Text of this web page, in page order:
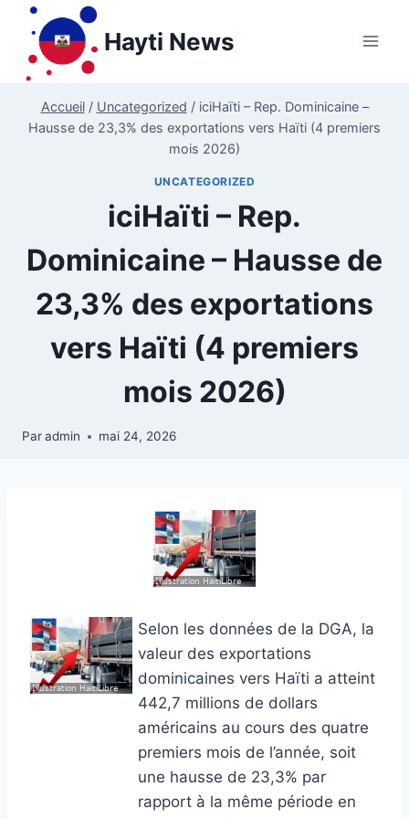
Aller
contenu
Hayti News
Accueil / Uncategorized / iciHaïti – Rep. Dominicaine –
Hausse de 23,3% des exportations vers Haïti (4 premiers
mois 2026)
UNCATEGORIZED
iciHaïti – Rep.
Dominicaine – Hausse de
23,3% des exportations
vers Haïti (4 premiers
mois 2026)
Paradmin mai 24, 2026
Selon les données de la DGA, la
valeur des exportations
dominicaines vers Haïti a atteint
442,7 millions de dollars
américains au cours des quatre
premiers mois de l’année, soit
une hausse de 23,3% par
rapport à la même période en